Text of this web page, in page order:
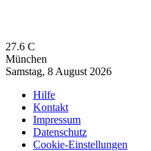
27.6 C
München
Samstag, 8 August 2026
Hilfe
Kontakt
Impressum
Datenschutz
Cookie-Einstellungen